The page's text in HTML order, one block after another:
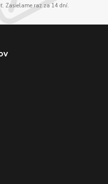
Zasielame raz za 14 dní.